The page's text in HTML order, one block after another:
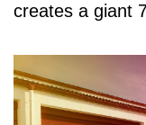
creates a giant